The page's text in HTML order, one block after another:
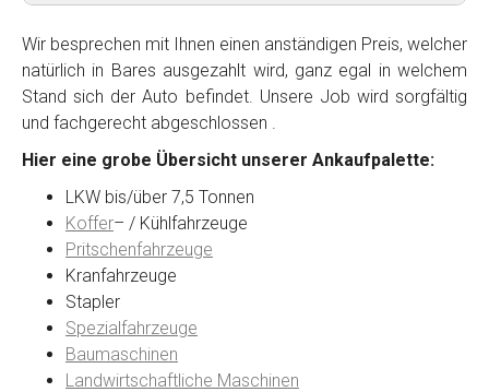
Kontaktformular
Marke*
Baujahr
Getriebe
Wir besprechen mit Ihnen einen anständigen Preis, welcher
natürlich in Bares ausgezahlt wird, ganz egal in welchem
Stand sich der Auto befindet. Unsere Job wird sorgfältig
und fachgerecht abgeschlossen .
Hier eine grobe Übersicht unserer Ankaufpalette:
LKW bis/über 7,5 Tonnen
Koffer– / Kühlfahrzeuge
Pritschenfahrzeuge
Kranfahrzeuge
Stapler
Spezialfahrzeuge
Baumaschinen
Landwirtschaftliche Maschinen